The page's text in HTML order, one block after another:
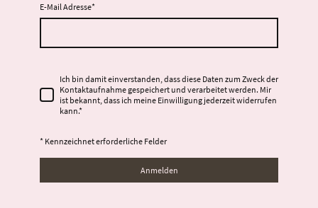
E-Mail Adresse*
Ich bin damit einverstanden, dass diese Daten zum Zweck der
Kontaktaufnahme gespeichert und verarbeitet werden. Mir
ist bekannt, dass ich meine Einwilligung jederzeit widerrufen
kann.*
* Kennzeichnet erforderliche Felder
Anmelden